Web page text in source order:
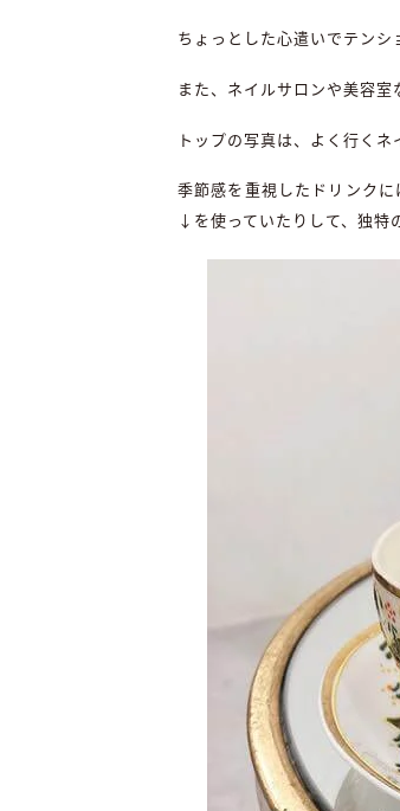
ちょっとした心遣いでテンシ
また、ネイルサロンや美容室
トップの写真は、よく行くネ
季節感を重視したドリンク
↓を使っていたりして、独特